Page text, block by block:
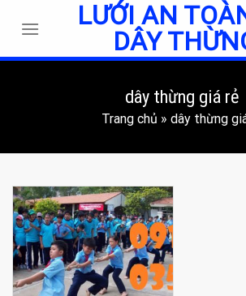
LƯỚI AN
DÂY
dây thừng giá rẻ
Trang chủ » dây thừng